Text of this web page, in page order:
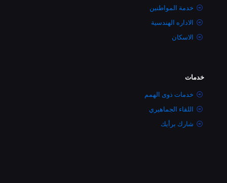
خدمة المواطنين
الاداره الهندسية
الاسكان
خدمات
خدمات ذوى الهمم
اللقاء الجماهيري
شارك برأيك